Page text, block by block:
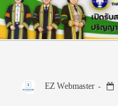
EZ Webmaster